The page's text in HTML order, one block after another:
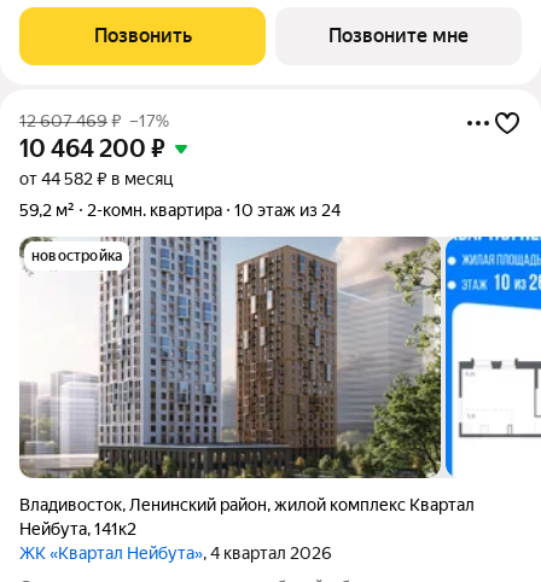
на 21-м этаже, в жилом комплексе "Квартал
Нейбута".Выбирайте свое место для счастливой жизни:
Позвонить Позвоните мне
12 607 469₽ –17%
10 464 200 ₽
от 44 582 ₽ в месяц
59,2 м²
2-комн. квартира 10 этаж из 24
новостройка
Владивосток, Ленинский район,жилой комплекс Квартал
Нейбута,141к2
ЖК «Квартал Нейбута», 4 квартал 2026